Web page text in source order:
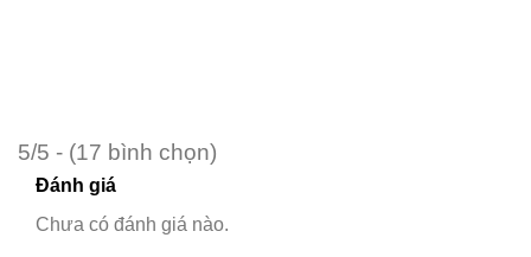
5/5 - (17 bình chọn)
Đánh giá
Chưa có đánh giá nào.